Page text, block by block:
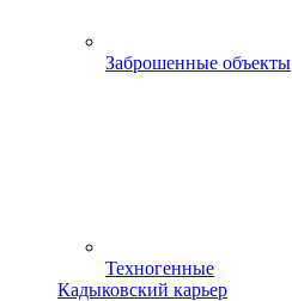
Заброшенные объекты
Техногенные
Кадыковский карьер